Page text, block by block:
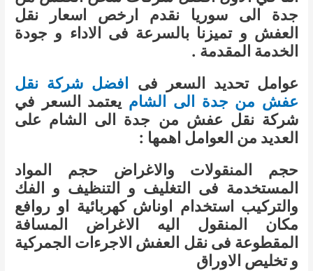
جدة الى سوريا نقدم ارخص اسعار نقل
العفش و تميزنا بالسرعة فى الاداء و جودة
الخدمة المقدمة .
عوامل تحديد السعر فى افضل شركة نقل
عفش من جدة الى الشام يعتمد السعر في
شركة نقل عفش من جدة الى الشام على
العديد من العوامل اهمها :
حجم المنقولات والاغراض حجم المواد
المستخدمة فى التغليف و التنظيف و الفك
والتركيب استخدام اوناش كهربائية او روافع
مكان المنقول اليه الاغراض المسافة
المقطوعة فى نقل العفش الاجرءات الجمركية
و تخليص الاوراق